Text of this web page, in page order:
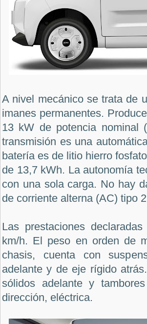
A nivel mecánico se trata de
imanes permanentes.
13 kW de potencia nominal
transmisión es una
batería es de litio hierro
de 13,7 kWh. La autonomía
con una sola carga. No hay
de corriente alterna (AC) tipo
Las prestaciones
km/h. El peso en orden de
chasis, cuenta con
adelante y de eje rígido
sólidos adelante y
dirección, eléctrica.